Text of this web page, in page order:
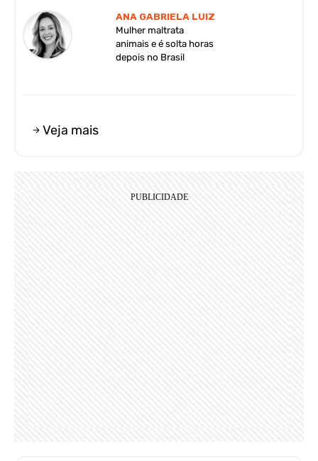
ANA GABRIELA LUIZ
Mulher maltrata
animais e é solta horas
depois no Brasil
Veja mais